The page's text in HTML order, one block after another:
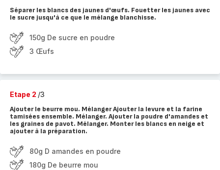
Séparer les blancs des jaunes d'œufs. Fouetter les jaunes avec
le sucre jusqu'à ce que le mélange blanchisse.
150g De sucre en poudre
3 Œufs
Etape 2 /3
Ajouter le beurre mou. Mélanger Ajouter la levure et la farine
tamisées ensemble. Mélanger. Ajouter la poudre d'amandes et
les graines de pavot. Mélanger. Monter les blancs en neige et
ajouter à la préparation.
80g D amandes en poudre
180g De beurre mou